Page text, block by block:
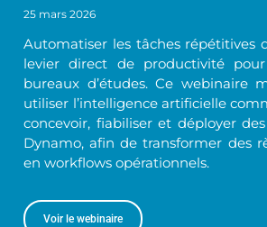
25 mars 2026
Automatiser les tâches répétitives
levier direct de productivité
bureaux d’études. Ce webinaire
utiliser l’intelligence artificielle
concevoir, fiabiliser et déployer
Dynamo, afin de transformer des
en workflows opérationnels.
Voir le webinaire